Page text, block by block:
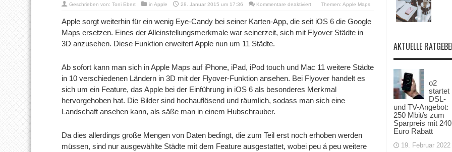
Geschrieben von: Toni Ebert in Apple 28. Januar 2015 um 17:36 Kommentare deaktiviertfür
Maps
mit
11
Themen: Apple Maps
Apple sorgt weiterhin für ein wenig Eye-Candy bei seiner Karten-App, die seit iOS 6 die Google
Maps ersetzen. Eines der Alleinstellungsmerkmale war seinerzeit, sich mit Flyover Städte in
3D anzusehen. Diese Funktion erweitert Apple nun um 11 Städte.
Ab sofort kann man sich in Apple Maps auf iPhone, iPad, iPod touch und Mac 11 weitere Städte
in 10 verschiedenen Ländern in 3D mit der Flyover-Funktion ansehen. Bei Flyover handelt es
sich um ein Feature, das Apple bei der Einführung in iOS 6 als besonderes Merkmal
hervorgehoben hat. Die Bilder sind hochauflösend und räumlich, sodass man sich eine
Landschaft ansehen kann, als säße man in einem Hubschrauber.
Da dies allerdings große Mengen von Daten bedingt, die zum Teil erst noch erhoben werden
müssen, sind nur ausgewählte Städte mit dem Feature ausgestattet, wobei peu á peu weitere
AKTUELLE
o2
startet
DSL-
und TV-Angebot:
250 Mbit/s zum
Sparpreis mit 240
Euro Rabatt
19. Februar 2022